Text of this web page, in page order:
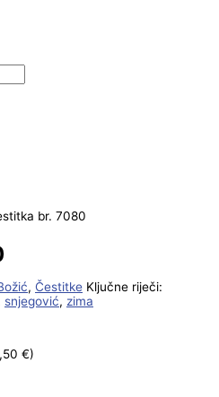
br. 7080
, Čestitke Ključne riječi:
snjegović, zima
€)